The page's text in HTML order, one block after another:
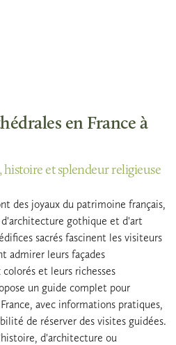
en France à
et splendeur religieuse
des joyaux du patrimoine français,
gothique et d'art
sacrés fascinent les visiteurs
admirer leurs façades
et leurs richesses
un guide complet pour
avec informations pratiques,
de réserver des visites guidées.
d'architecture ou